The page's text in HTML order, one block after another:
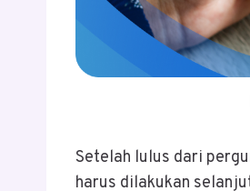
Setelah lulus dari
harus dilakukan